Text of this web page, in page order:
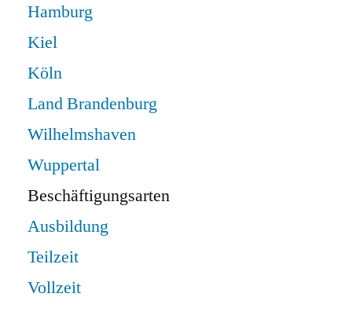
Hamburg
Kiel
Köln
Land Brandenburg
Wilhelmshaven
Wuppertal
Beschäftigungsarten
Ausbildung
Teilzeit
Vollzeit